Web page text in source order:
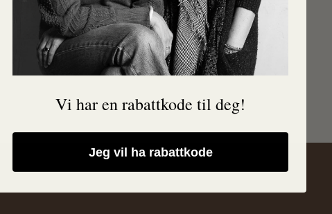
Vi har en rabattkode til deg!
Jeg vil ha rabattkode